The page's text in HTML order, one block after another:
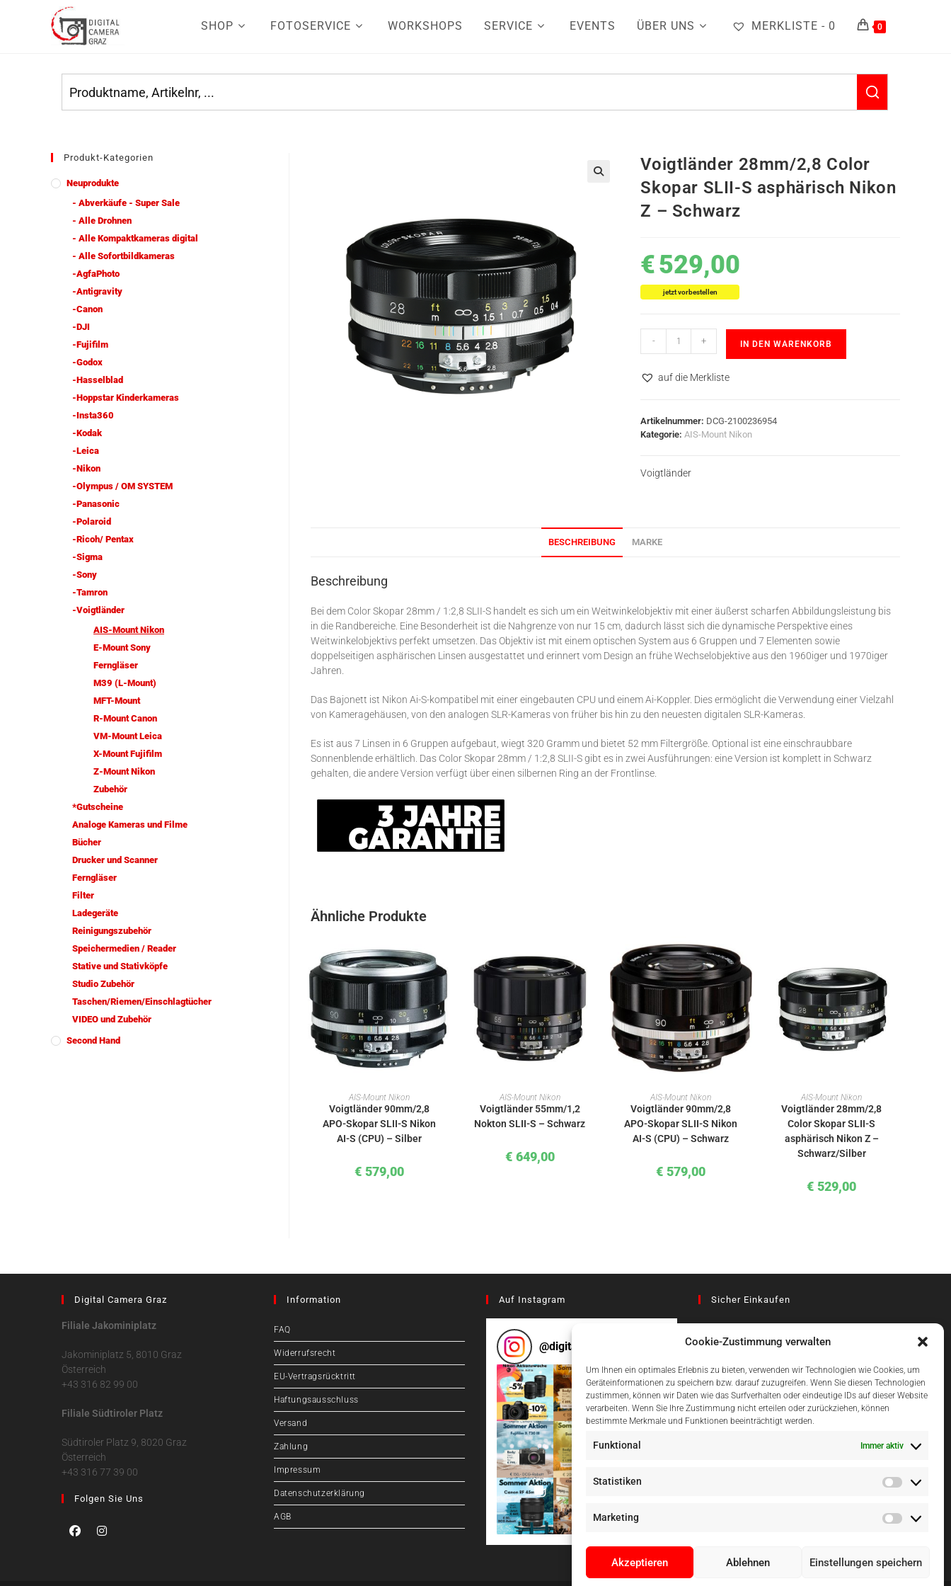
Cookie-Zustimmung verwalten
Um Ihnen ein optimales Erlebnis zu bieten, verwenden wir Technologien wie Cookies, um
Geräteinformationen zu speichern bzw. darauf zuzugreifen. Wenn Sie diesen Technologien
zustimmen, können wir Daten wie das Surfverhalten oder eindeutige IDs auf dieser Website
verarbeiten. Wenn Sie Ihre Zustimmung nicht erteilen oder zurückziehen, können
bestimmte Merkmale und Funktionen beeinträchtigt werden.
Funktional Immer aktiv
Statistiken
Marketing
Akzeptieren Ablehnen Einstellungen speichern
SHOP FOTOSERVICE WORKSHOPS SERVICE EVENTS ÜBER UNS MERKLISTE - 0 0
Voigtländer 28mm/2,8 Color
Skopar SLII-S asphärisch Nikon
Z – Schwarz
€529,00
jetzt vorbestellen
- + IN DEN WARENKORB
auf die Merkliste
Artikelnummer: DCG-2100236954
Kategorie:AIS-Mount Nikon
Voigtländer
BESCHREIBUNG MARKE
Beschreibung
Bei dem Color Skopar 28mm / 1:2,8 SLII-S handelt es sich um ein Weitwinkelobjektiv mit einer äußerst scharfen Abbildungsleistung bis
in die Randbereiche. Eine Besonderheit ist die Nahgrenze von nur 15 cm, dadurch lässt sich die dynamische Perspektive eines
Weitwinkelobjektivs perfekt umsetzen. Das Objektiv ist mit einem optischen System aus 6 Gruppen und 7 Elementen sowie
doppelseitigen asphärischen Linsen ausgestattet und erinnert vom Design an frühe Wechselobjektive aus den 1960iger und 1970iger
Jahren.
Das Bajonett ist Nikon Ai-S-kompatibel mit einer eingebauten CPU und einem Ai-Koppler. Dies ermöglicht die Verwendung einer Vielzahl
von Kameragehäusen, von den analogen SLR-Kameras von früher bis hin zu den neuesten digitalen SLR-Kameras.
Es ist aus 7 Linsen in 6 Gruppen aufgebaut, wiegt 320 Gramm und bietet 52 mm Filtergröße. Optional ist eine einschraubbare
Sonnenblende erhältlich. Das Color Skopar 28mm / 1:2,8 SLII-S gibt es in zwei Ausführungen: eine Version ist komplett in Schwarz
gehalten, die andere Version verfügt über einen silbernen Ring an der Frontlinse.
Ähnliche Produkte
IN DEN WARENKORB
AIS-Mount Nikon
Voigtländer 90mm/2,8
APO-Skopar SLII-S Nikon
AI-S (CPU) – Silber
€ 579,00
IN DEN WARENKORB
AIS-Mount Nikon
Voigtländer 55mm/1,2
Nokton SLII-S – Schwarz
€ 649,00
IN DEN WARENKORB
AIS-Mount Nikon
Voigtländer 90mm/2,8
APO-Skopar SLII-S Nikon
AI-S (CPU) – Schwarz
€ 579,00
IN DEN WARENKORB
AIS-Mount Nikon
Voigtländer 28mm/2,8
Color Skopar SLII-S
asphärisch Nikon Z –
Schwarz/Silber
€ 529,00
Produkt-Kategorien
Neuprodukte
- Abverkäufe - Super Sale
- Alle Drohnen
- Alle Kompaktkameras digital
- Alle Sofortbildkameras
-AgfaPhoto
-Antigravity
-Canon
-DJI
-Fujifilm
-Godox
-Hasselblad
-Hoppstar Kinderkameras
-Insta360
-Kodak
-Leica
-Nikon
-Olympus / OM SYSTEM
-Panasonic
-Polaroid
-Ricoh/ Pentax
-Sigma
-Sony
-Tamron
-Voigtländer
AIS-Mount Nikon
E-Mount Sony
Ferngläser
M39 (L-Mount)
MFT-Mount
R-Mount Canon
VM-Mount Leica
X-Mount Fujifilm
Z-Mount Nikon
Zubehör
*Gutscheine
Analoge Kameras und Filme
Bücher
Drucker und Scanner
Ferngläser
Filter
Ladegeräte
Reinigungszubehör
Speichermedien / Reader
Stative und Stativköpfe
Studio Zubehör
Taschen/Riemen/Einschlagtücher
VIDEO und Zubehör
Second Hand
Digital Camera Graz
Filiale Jakominiplatz
Jakominiplatz 5, 8010 Graz
Österreich
+43 316 82 99 00
Filiale Südtiroler Platz
Südtiroler Platz 9, 8020 Graz
Österreich
+43 316 77 39 00
Folgen Sie Uns
Information
FAQ
Widerrufsrecht
EU-Vertragsrücktritt
Haftungsausschluss
Versand
Zahlung
Impressum
Datenschutzerklärung
AGB
Auf Instagram
@digitalcameragraz
Sicher Einkaufen
Einfach Online Bezahlen